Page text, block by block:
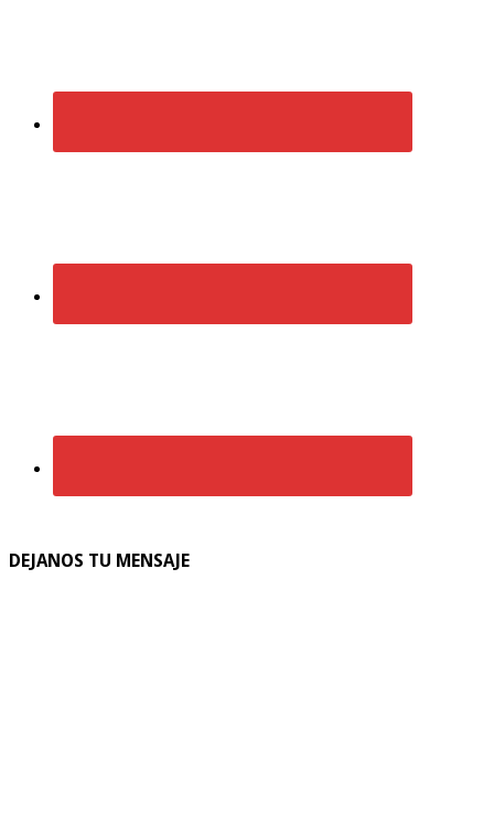
DEJANOS TU MENSAJE